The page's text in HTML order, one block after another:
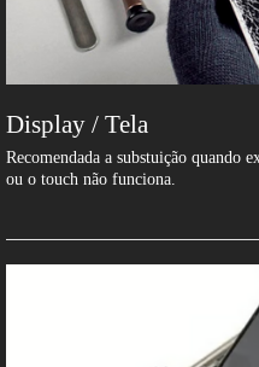
Display / Tela
Recomendada a substuição quando
ou o touch não funciona.